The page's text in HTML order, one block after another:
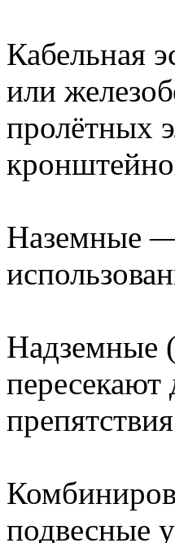
Кабельная
или
пролётных
Наземные —
Надземные
пересекают
подвесные